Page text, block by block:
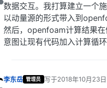
离线
数据交互。我打算建立一个
以动量源的形式带入到
然后，openfoam计算结果在
意图让现有代码加入计算循环
李东岳 管理员 写于2018年10月23
最后由 编辑